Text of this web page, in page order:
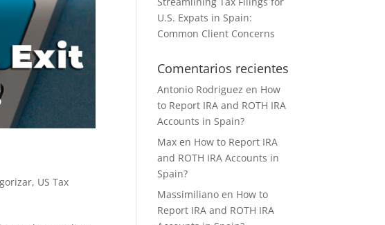
, US Tax
U.S. Expats in Spain:
Common Client Concerns
Comentarios recientes
Antonio Rodriguez en How
to Report IRA and ROTH IRA
Accounts in Spain?
Max en How to Report IRA
and ROTH IRA Accounts in
Spain?
Massimiliano en How to
Report IRA and ROTH IRA